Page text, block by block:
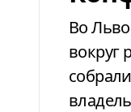
Во
вокруг